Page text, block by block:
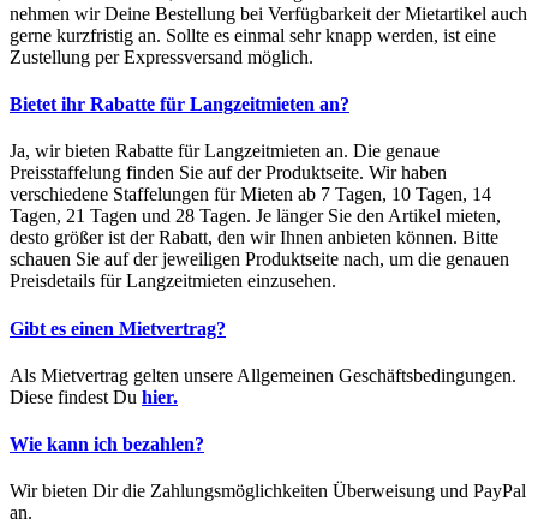
nehmen wir Deine Bestellung bei Verfügbarkeit der Mietartikel auch
gerne kurzfristig an. Sollte es einmal sehr knapp werden, ist eine
Zustellung per Expressversand möglich.
Bietet ihr Rabatte für Langzeitmieten an?
Ja, wir bieten Rabatte für Langzeitmieten an. Die genaue
Preisstaffelung finden Sie auf der Produktseite. Wir haben
verschiedene Staffelungen für Mieten ab 7 Tagen, 10 Tagen, 14
Tagen, 21 Tagen und 28 Tagen. Je länger Sie den Artikel mieten,
desto größer ist der Rabatt, den wir Ihnen anbieten können. Bitte
schauen Sie auf der jeweiligen Produktseite nach, um die genauen
Preisdetails für Langzeitmieten einzusehen.
Gibt es einen Mietvertrag?
Als Mietvertrag gelten unsere Allgemeinen Geschäftsbedingungen.
Diese findest Du hier.
Wie kann ich bezahlen?
Wir bieten Dir die Zahlungsmöglichkeiten Überweisung und PayPal
an.